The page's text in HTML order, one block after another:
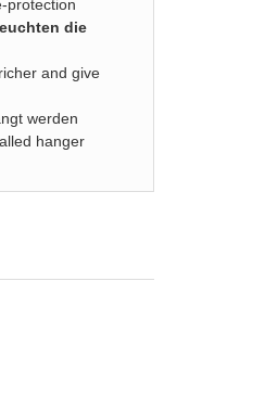
protection
die
and give
werden
hanger